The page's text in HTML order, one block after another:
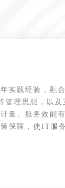
实践经验，融
理思想，以及
量、服务效能
保障，使IT服